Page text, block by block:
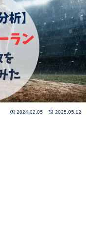
2024.02.05 2025.05.12